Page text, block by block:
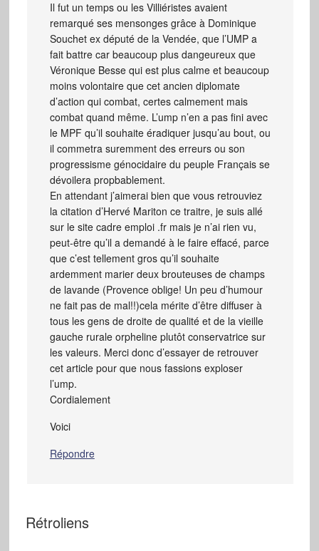
Il fut un temps ou les Villiéristes avaient
remarqué ses mensonges grâce à Dominique
Souchet ex député de la Vendée, que l’UMP a
fait battre car beaucoup plus dangeureux que
Véronique Besse qui est plus calme et beaucoup
moins volontaire que cet ancien diplomate
d’action qui combat, certes calmement mais
combat quand même. L’ump n’en a pas fini avec
le MPF qu’il souhaite éradiquer jusqu’au bout, ou
il commetra suremment des erreurs ou son
progressisme génocidaire du peuple Français se
dévoilera propbablement.
En attendant j’aimerai bien que vous retrouviez
la citation d’Hervé Mariton ce traitre, je suis allé
sur le site cadre emploi .fr mais je n’ai rien vu,
peut-être qu’il a demandé à le faire effacé, parce
que c’est tellement gros qu’il souhaite
ardemment marier deux brouteuses de champs
de lavande (Provence oblige! Un peu d’humour
ne fait pas de mal!!)cela mérite d’être diffuser à
tous les gens de droite de qualité et de la vieille
gauche rurale orpheline plutôt conservatrice sur
les valeurs. Merci donc d’essayer de retrouver
cet article pour que nous fassions exploser
l’ump.
Cordialement
Voici
Répondre
Rétroliens